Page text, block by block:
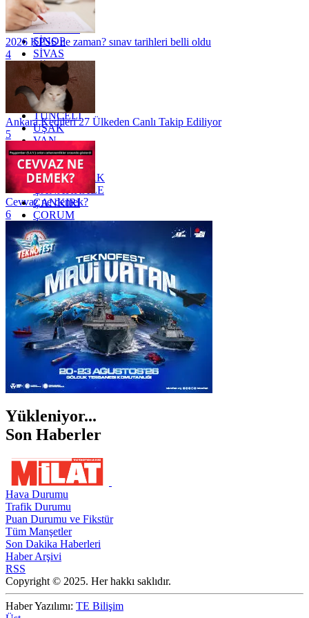
RİZE
SAKARYA
SAMSUN
SİNOP
SİVAS
SİİRT
TEKİRDAĞ
TOKAT
TRABZON
TUNCELİ
UŞAK
VAN
YALOVA
YOZGAT
ZONGULDAK
ÇANAKKALE
ÇANKIRI
ÇORUM
İSTANBUL
İZMİR
ŞANLIURFA
ŞIRNAK
2026 KPSS ne zaman? sınav tarihleri belli oldu
4
Ankara Kedileri 27 Ülkeden Canlı Takip Ediliyor
5
Cevvaz ne demek?
6
Yükleniyor...
Son Haberler
Hava Durumu
Trafik Durumu
Puan Durumu ve Fikstür
Tüm Manşetler
Son Dakika Haberleri
Haber Arşivi
RSS
Copyright © 2025. Her hakkı saklıdır.
Haber Yazılımı: TE Bilişim